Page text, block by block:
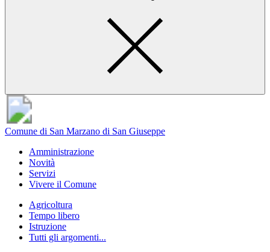
Comune di San Marzano di San Giuseppe
Amministrazione
Novità
Servizi
Vivere il Comune
Agricoltura
Tempo libero
Istruzione
Tutti gli argomenti...